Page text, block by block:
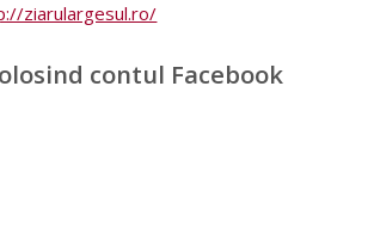
ziarulargesul.ro/
contul Facebook